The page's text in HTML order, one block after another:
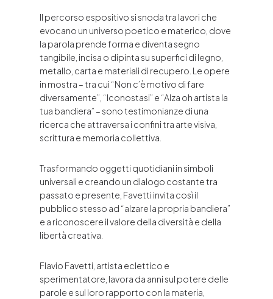
Il percorso espositivo si snoda tra lavori che
evocano un universo poetico e materico, dove
la parola prende forma e diventa segno
tangibile, incisa o dipinta su superfici di legno,
metallo, carta e materiali di recupero. Le opere
in mostra – tra cui “Non c’è motivo di fare
diversamente”, “Iconostasi” e “Alza oh artista la
tua bandiera” – sono testimonianze di una
ricerca che attraversa i confini tra arte visiva,
scrittura e memoria collettiva.
Trasformando oggetti quotidiani in simboli
universali e creando un dialogo costante tra
passato e presente, Favetti invita così il
pubblico stesso ad “alzare la propria bandiera”
e a riconoscere il valore della diversità e della
libertà creativa.
Flavio Favetti, artista eclettico e
sperimentatore, lavora da anni sul potere delle
parole e sul loro rapporto con la materia,